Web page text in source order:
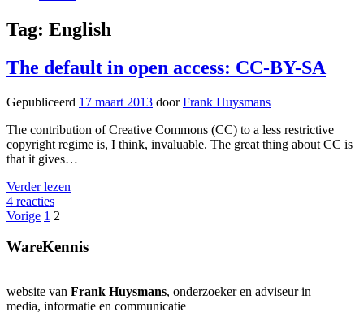
Tag: English
The default in open access: CC-BY-SA
Gepubliceerd 17 maart 2013 doorFrank Huysmans
The contribution of Creative Commons (CC) to a less restrictive
copyright regime is, I think, invaluable. The great thing about CC is
that it gives…
Verder lezen
access:
SA
4 reacties
Berichten
paginering
Vorige 1 2
Zijbalk
WareKennis
website van Frank Huysmans, onderzoeker en adviseur in
media, informatie en communicatie